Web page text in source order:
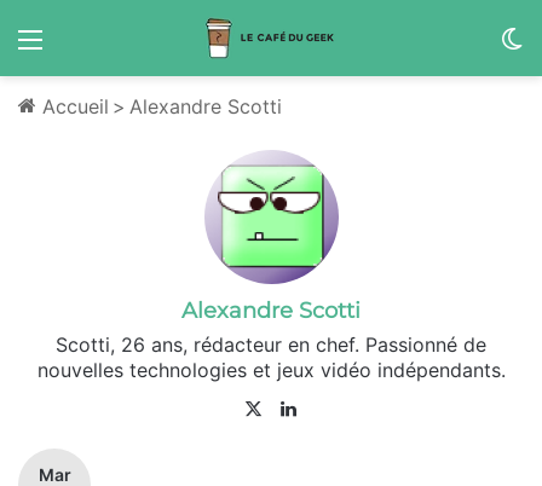
Accueil > Alexandre Scotti
Alexandre Scotti
Scotti, 26 ans, rédacteur en chef. Passionné de
nouvelles technologies et jeux vidéo indépendants.
X
Mar